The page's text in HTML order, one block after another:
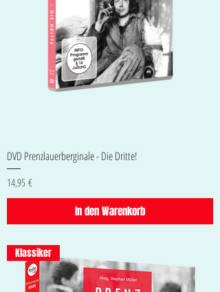
DVD Prenzlauerberginale - Die Dritte!
Preis
14,95 €
In den Warenkorb
Klassiker